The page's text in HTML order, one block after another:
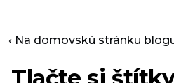
‹ Na domovskú stránku